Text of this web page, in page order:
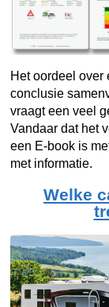
Het oordeel over
conclusie
vraagt een veel
Vandaar dat het
een E-book is
met informatie.
Welke